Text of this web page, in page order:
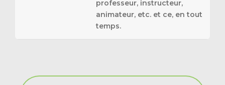
professeur, instructeur,
animateur, etc. et ce, en tout
temps.